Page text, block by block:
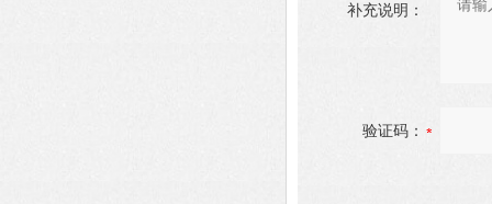
补充说明：
验证码：